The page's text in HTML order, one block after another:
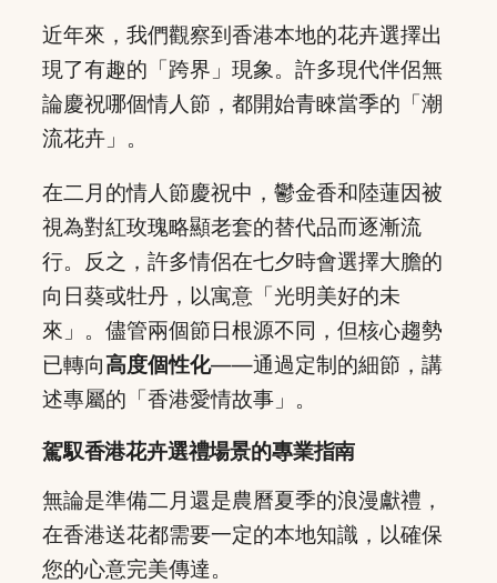
近年來，我們觀察到香港本地的花卉選擇出
現了有趣的「跨界」現象。許多現代伴侶無
論慶祝哪個情人節，都開始青睞當季的「潮
流花卉」。
在二月的情人節慶祝中，鬱金香和陸蓮因被
視為對紅玫瑰略顯老套的替代品而逐漸流
行。反之，許多情侶在七夕時會選擇大膽的
向日葵或牡丹，以寓意「光明美好的未
來」。儘管兩個節日根源不同，但核心趨勢
已轉向高度個性化——通過定制的細節，講
述專屬的「香港愛情故事」。
駕馭香港花卉選禮場景的專業指南
無論是準備二月還是農曆夏季的浪漫獻禮，
在香港送花都需要一定的本地知識，以確保
您的心意完美傳達。